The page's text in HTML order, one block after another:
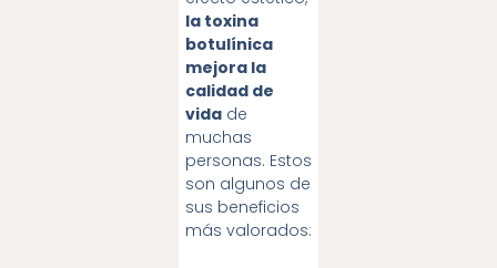
la toxina
botulínica
mejora la
calidad de
vidade
muchas
personas. Estos
son algunos de
sus beneficios
más valorados: